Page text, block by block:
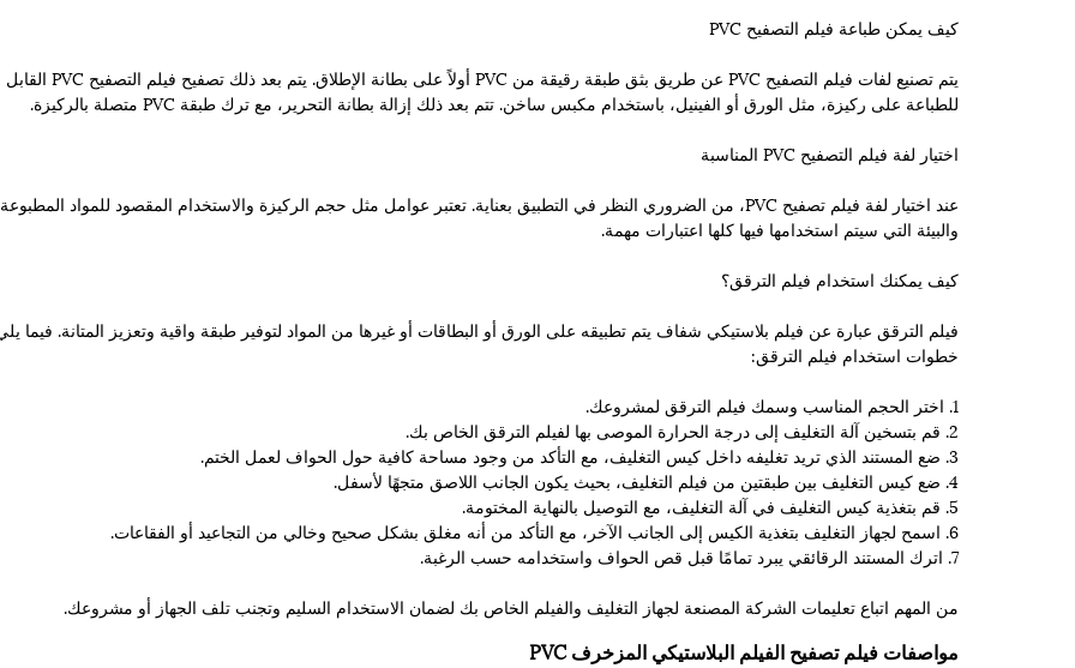
كيف يمكن طباعة فيلم التصفيح PVC
يتم تصنيع لفات فيلم التصفيح PVC عن طريق بثق طبقة رقيقة من PVC أولاً على بطانة الإطلاق. يتم بعد ذلك تصفيح فيلم التصفيح PVC القابل
للطباعة على ركيزة، مثل الورق أو الفينيل، باستخدام مكبس ساخن. تتم بعد ذلك إزالة بطانة التحرير، مع ترك طبقة PVC متصلة بالركيزة.
اختيار لفة فيلم التصفيح PVC المناسبة
عند اختيار لفة فيلم تصفيح PVC، من الضروري النظر في التطبيق بعناية. تعتبر عوامل مثل حجم الركيزة والاستخدام المقصود للمواد المطبوعة
والبيئة التي سيتم استخدامها فيها كلها اعتبارات مهمة.
كيف يمكنك استخدام فيلم الترقق؟
فيلم الترقق عبارة عن فيلم بلاستيكي شفاف يتم تطبيقه على الورق أو البطاقات أو غيرها من المواد لتوفير طبقة واقية وتعزيز المتانة. فيما
خطوات استخدام فيلم الترقق:
1. اختر الحجم المناسب وسمك فيلم الترقق لمشروعك.
2. قم بتسخين آلة التغليف إلى درجة الحرارة الموصى بها لفيلم الترقق الخاص بك.
3. ضع المستند الذي تريد تغليفه داخل كيس التغليف، مع التأكد من وجود مساحة كافية حول الحواف لعمل الختم.
4. ضع كيس التغليف بين طبقتين من فيلم التغليف، بحيث يكون الجانب اللاصق متجهًا لأسفل.
5. قم بتغذية كيس التغليف في آلة التغليف، مع التوصيل بالنهاية المختومة.
6. اسمح لجهاز التغليف بتغذية الكيس إلى الجانب الآخر، مع التأكد من أنه مغلق بشكل صحيح وخالي من التجاعيد أو الفقاعات.
7. اترك المستند الرقائقي يبرد تمامًا قبل قص الحواف واستخدامه حسب الرغبة.
من المهم اتباع تعليمات الشركة المصنعة لجهاز التغليف والفيلم الخاص بك لضمان الاستخدام السليم وتجنب تلف الجهاز أو مشروعك.
مواصفات فيلم تصفيح الفيلم البلاستيكي المزخرف PVC